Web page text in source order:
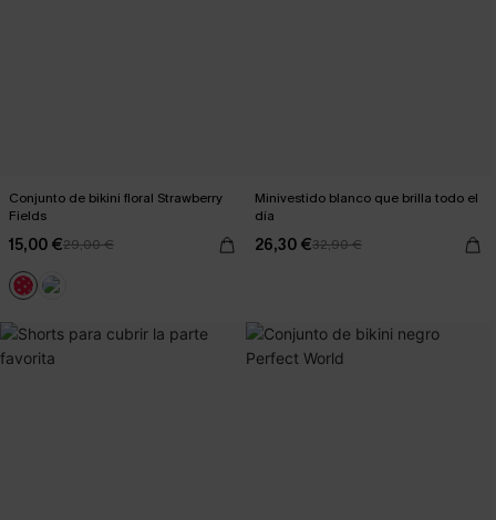
Conjunto de bikini floral Strawberry
Fields
15,00 €29,00 €
Minivestido blanco que brilla todo el
día
26,30 €32,90 €